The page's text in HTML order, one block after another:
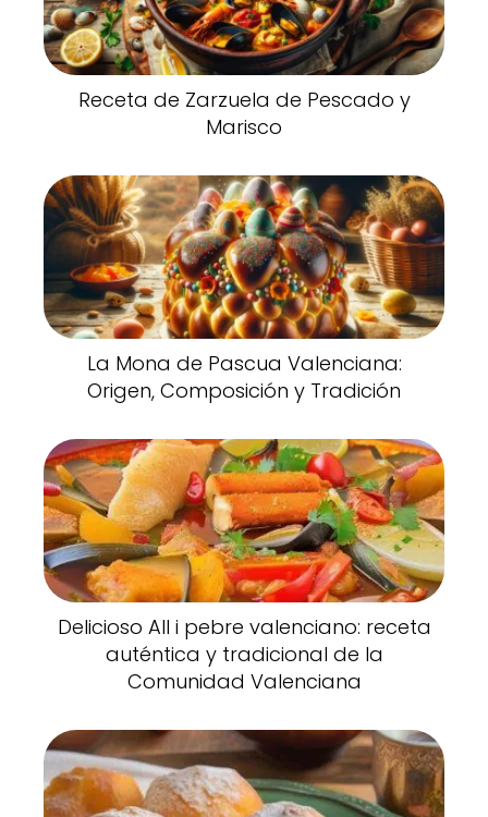
Receta de Zarzuela de Pescado y
Marisco
La Mona de Pascua Valenciana:
Origen, Composición y Tradición
Delicioso All i pebre valenciano: receta
auténtica y tradicional de la
Comunidad Valenciana